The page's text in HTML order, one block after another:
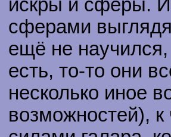
искры и сферы.
сферами
ещё не научился,
есть, то-то они
несколько иное
возможностей),